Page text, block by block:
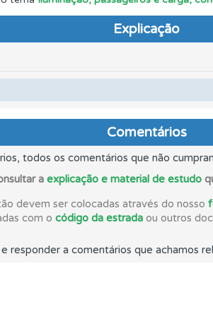
suas estatísticas em qualquer
na nossa biblioteca.
o seu perfil com os seus amigos.
atualizadas e são as mesmas do
quando o termina.
que errou e não voltou a
Explicação
Comentários
todos os comentários que não
a explicação e material de estudo
devem ser colocadas através do nosso
com o código da estrada ou outros
responder a comentários que achamos